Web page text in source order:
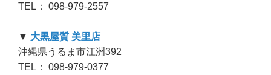
TEL： 098-979-2557
▼ 大黒屋質 美里店
沖縄県うるま市江洲392
TEL： 098-979-0377